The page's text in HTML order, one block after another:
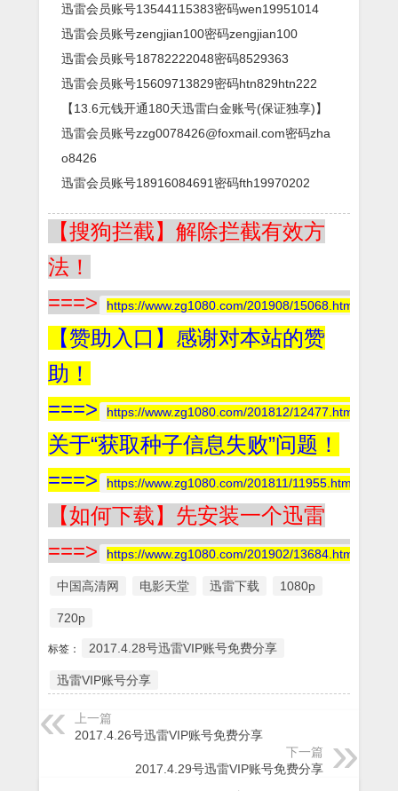
迅雷会员账号13544115383密码wen19951014
迅雷会员账号zengjian100密码zengjian100
迅雷会员账号18782222048密码8529363
迅雷会员账号15609713829密码htn829htn222
【13.6元钱开通180天迅雷白金账号(保证独享)】
迅雷会员账号zzg0078426@foxmail.com密码zha
o8426
迅雷会员账号18916084691密码fth19970202
【搜狗拦截】解除拦截有效方
法！
===>
https://www.zg1080.com/201908/15068.html
【赞助入口】感谢对本站的赞
助！
===>
https://www.zg1080.com/201812/12477.html
关于“获取种子信息失败”问题！
===>
https://www.zg1080.com/201811/11955.html
【如何下载】先安装一个迅雷
===>
https://www.zg1080.com/201902/13684.html
中国高清网 电影天堂 迅雷下载 1080p
720p
标签： 2017.4.28号迅雷VIP账号免费分享
迅雷VIP账号分享
上一篇
2017.4.26号迅雷VIP账号免费分享
下一篇
2017.4.29号迅雷VIP账号免费分享